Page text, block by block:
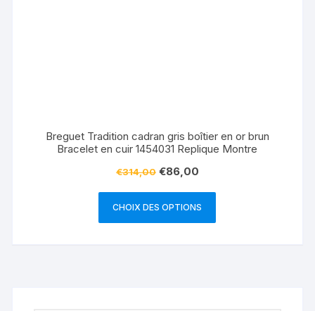
Breguet Tradition cadran gris boîtier en or brun
Bracelet en cuir 1454031 Replique Montre
€314,00 €86,00
CHOIX DES OPTIONS